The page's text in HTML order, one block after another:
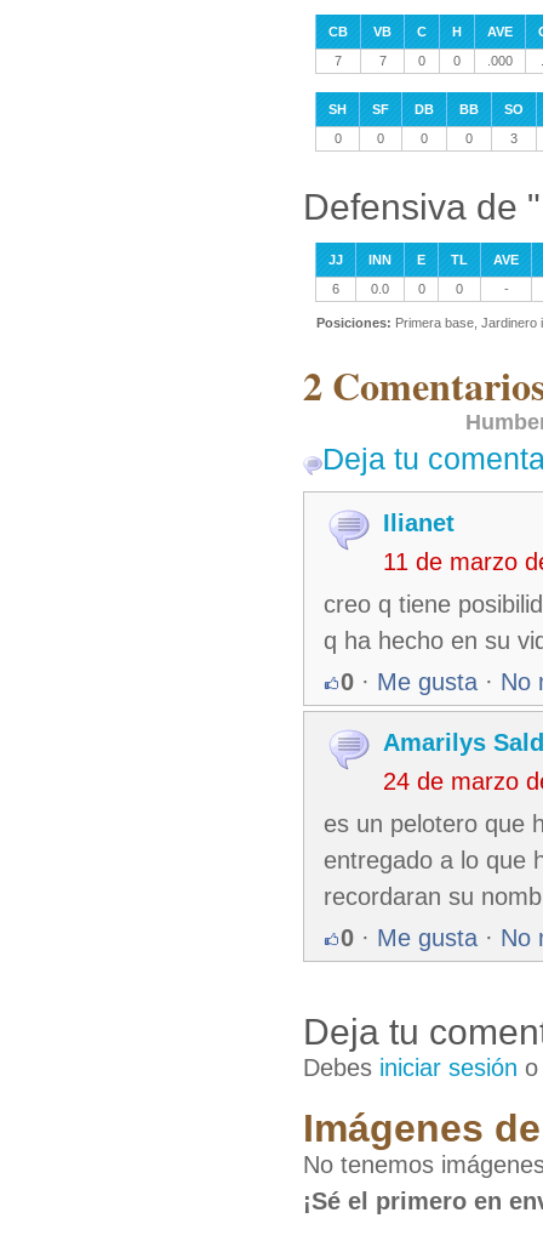
CB VB C H AVE
7
7 0 0 .000
SH SF DB BB
SO
0
0 0 0 3
Defensiva de
JJ INN E TL
AVE
6
0.0 0 0 -
Posiciones: Primera base, Jardinero
2
Deja tu
Ilianet
11 de marzo
creo q tiene
q ha hecho en su
0 · Me gusta · No
Amarilys
24 de marzo
es un pelotero que
entregado a lo que
recordaran su
0 · Me gusta · No
Deja tu
Debes iniciar sesión
Imágenes
No tenemos
¡Sé el primero en